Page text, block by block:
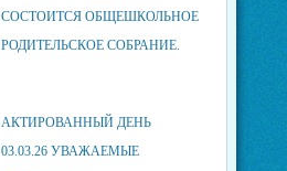
СОСТОИТСЯ ОБЩЕШКОЛЬНОЕ
РОДИТЕЛЬСКОЕ СОБРАНИЕ.
АКТИРОВАННЫЙ ДЕНЬ
03.03.26 УВАЖАЕМЫЕ